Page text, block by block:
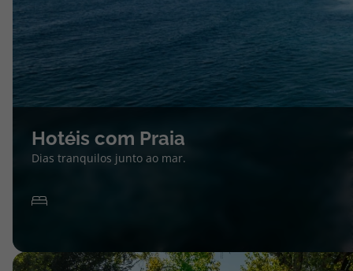
Hotéis com Praia
Dias tranquilos junto ao mar.